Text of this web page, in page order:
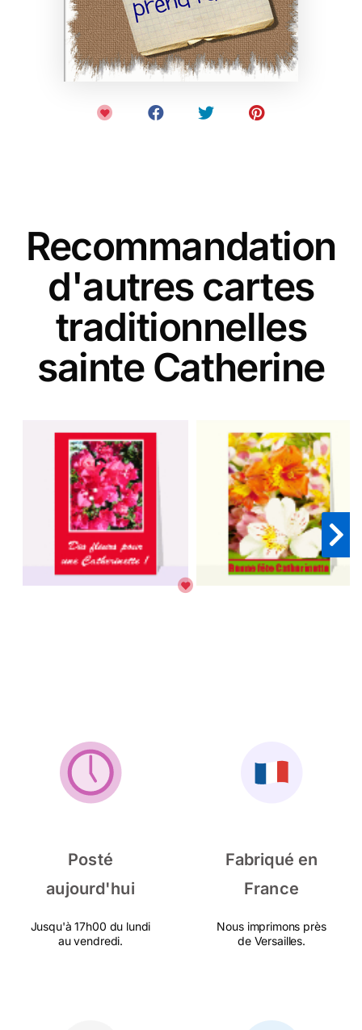
Recommandation
d'autres cartes
traditionnelles
sainte Catherine
Posté
aujourd'hui
Jusqu'à 17h00 du lundi
au vendredi.
Fabriqué en
France
Nous imprimons près
de Versailles.